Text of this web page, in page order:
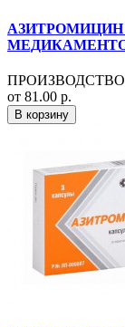
АЗИТРОМИЦИН
от 81.00 р.
В корзину